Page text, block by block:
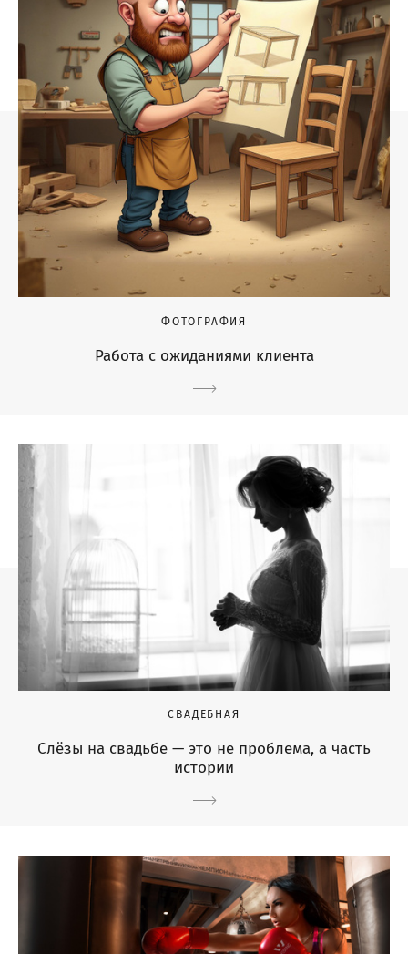
ФОТОГРАФИЯ
Работа с ожиданиями клиента
СВАДЕБНАЯ
Слёзы на свадьбе — это не проблема, а часть
истории